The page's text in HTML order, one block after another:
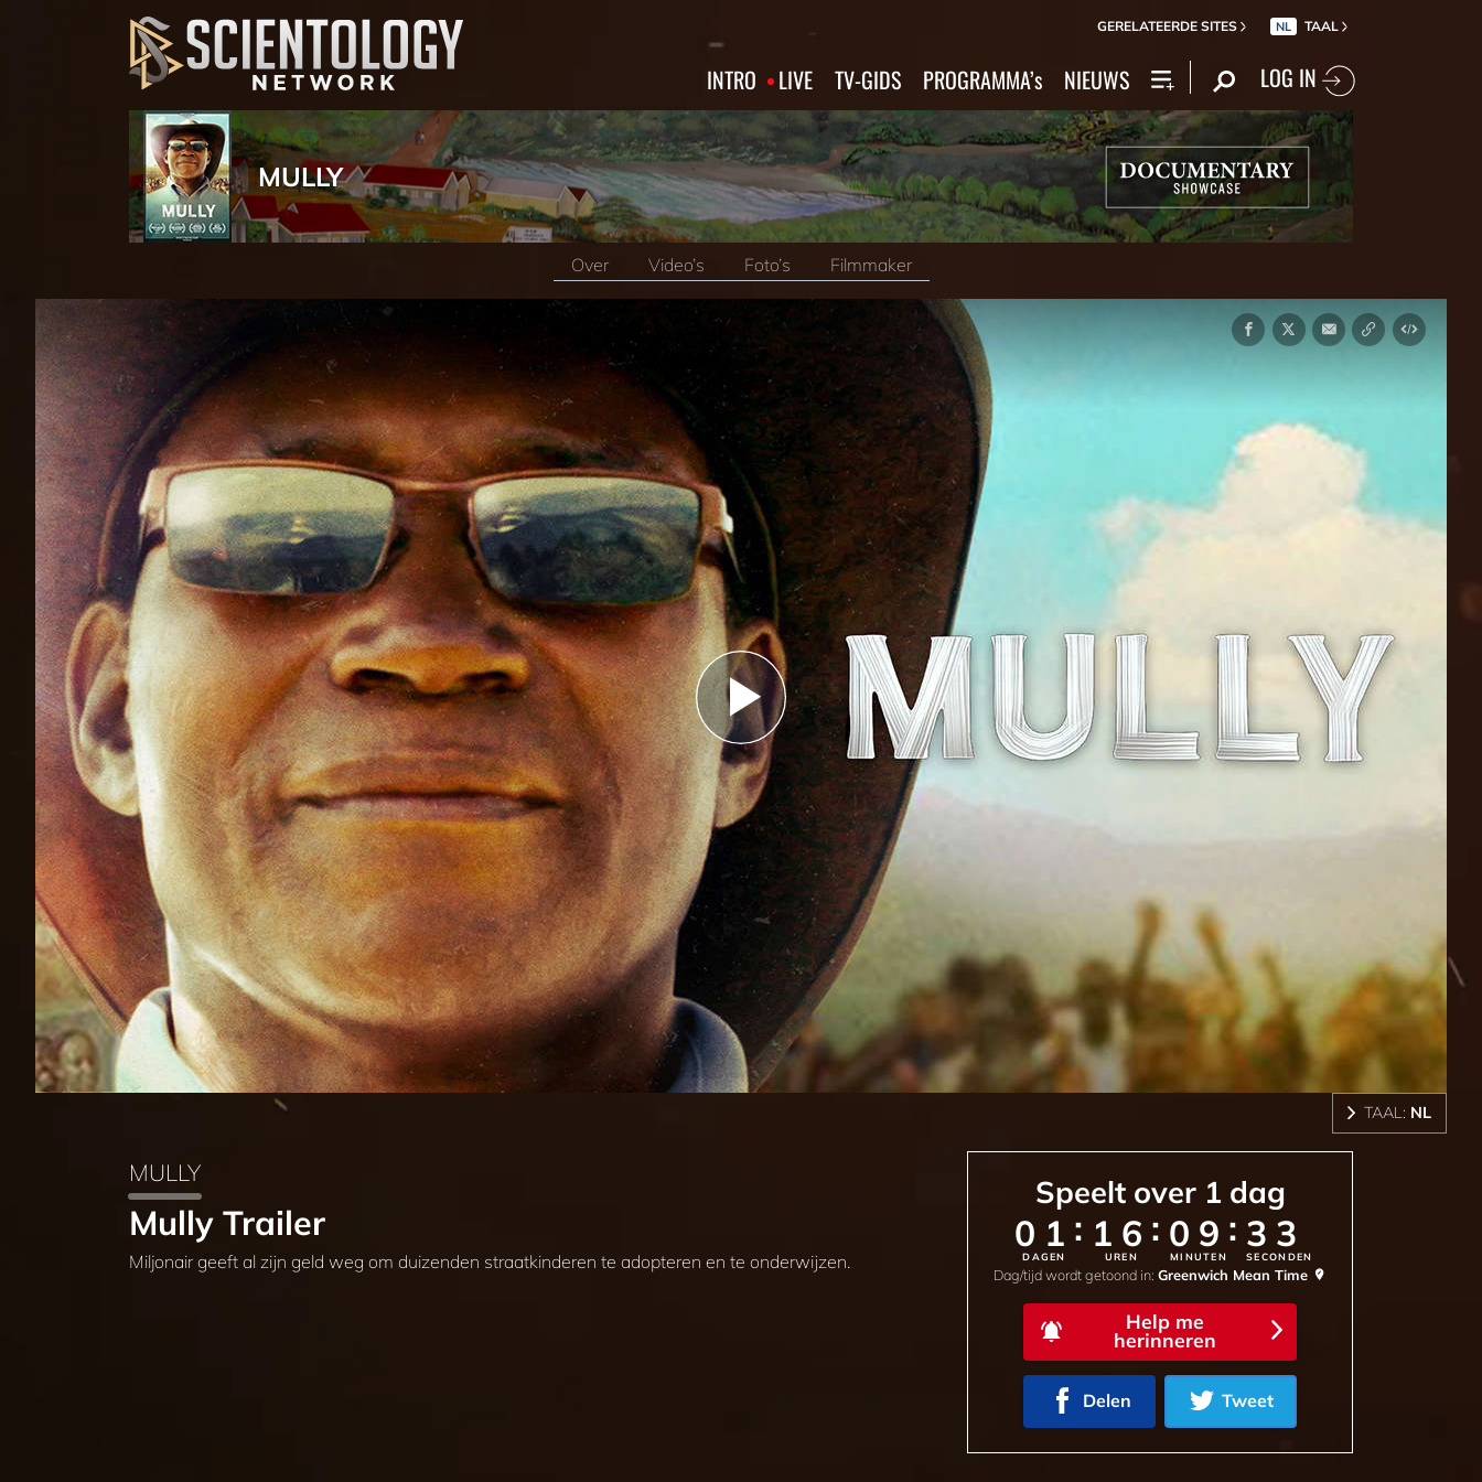
GERELATEERDE SITES NL TAAL
INTRO LIVE TV‑GIDS PROGRAMMA’s NIEUWS LOG IN
MULLY
Over Video’s Foto’s Filmmaker
Play
Video
TAAL: NL
MULLY
Mully Trailer
Miljonair geeft al zijn geld weg om duizenden straatkinderen te adopteren en te onderwijzen.
Speelt over 1 dag
01
DAGEN
: 16
UREN
: 09
MINUTEN
: 30
SECONDEN
Dag/tijd wordt getoond in: Greenwich Mean Time
Help me
herinneren
Delen Tweet